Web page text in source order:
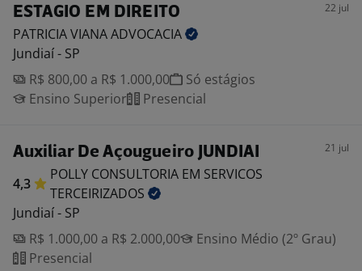
ESTAGIO EM DIREITO 22 jul
PATRICIA VIANAADVOCACIA
Jundiaí - SP
R$ 800,00 a R$ 1.000,00
Só estágios
Ensino Superior
Presencial
Auxiliar De Açougueiro JUNDIAI 21 jul
4,3
POLLY CONSULTORIA EM SERVICOS
TERCEIRIZADOS
Jundiaí - SP
R$ 1.000,00 a R$ 2.000,00
Ensino Médio (2º Grau)
Presencial